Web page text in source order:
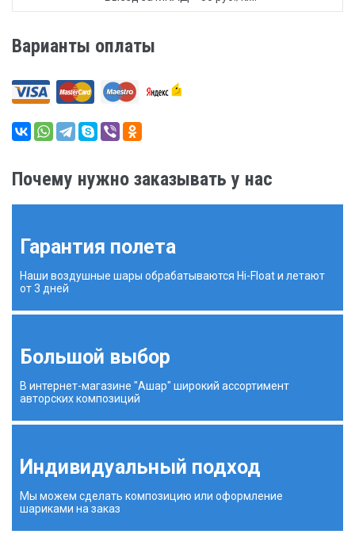
Варианты оплаты
Почему нужно заказывать у нас
Гарантия полета
Наши воздушные шары обрабатываются Hi-Float и летают
от 3 дней
Большой выбор
В интернет-магазине "Ашар" широкий ассортимент
авторских композиций
Индивидуальный подход
Мы можем сделать композицию или оформление
шариками на заказ